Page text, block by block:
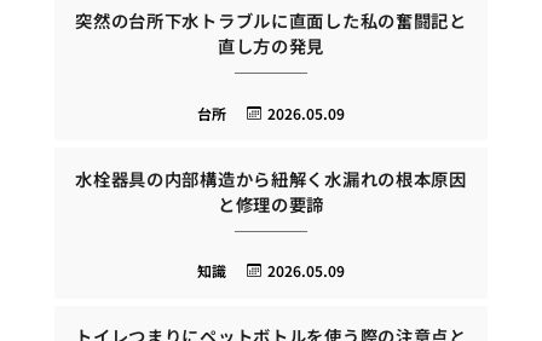
突然の台所下水トラブルに直面した私の奮闘記と
直し方の発見
2026.05.09
台所
水栓器具の内部構造から紐解く水漏れの根本原因
と修理の要諦
2026.05.09
知識
トイレつまりにペットボトルを使う際の注意点と